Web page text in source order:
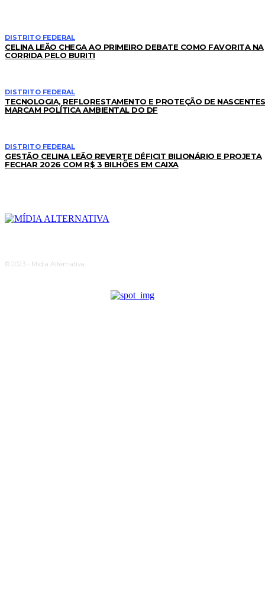
DISTRITO FEDERAL
CELINA LEÃO CHEGA AO PRIMEIRO DEBATE COMO FAVORITA NA
CORRIDA PELO BURITI
DISTRITO FEDERAL
TECNOLOGIA, REFLORESTAMENTO E PROTEÇÃO DE NASCENTES
MARCAM POLÍTICA AMBIENTAL DO DF
DISTRITO FEDERAL
GESTÃO CELINA LEÃO REVERTE DÉFICIT BILIONÁRIO E PROJETA
FECHAR 2026 COM R$ 3 BILHÕES EM CAIXA
© 2023 - Midia Alternativa.